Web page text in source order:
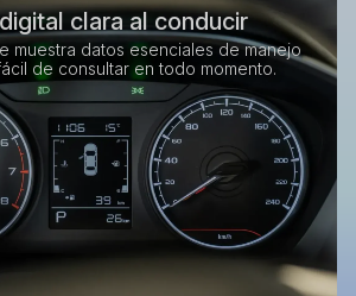
clara al conducir
muestra datos esenciales de manejo
de consultar en todo momento.